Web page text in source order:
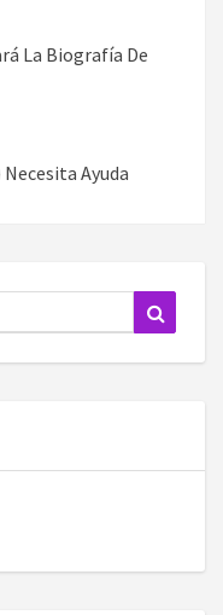
La Biografía De
Ayuda